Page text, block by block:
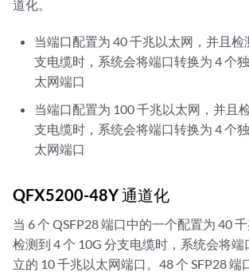
道化。
当端口配置为 40 千兆以太网，并且检
支电缆时，系统会将端口转换为 4 个
太网端口
当端口配置为 100 千兆以太网，并且
支电缆时，系统会将端口转换为 4 个
太网端口
QFX5200-48Y 通道化
当 6 个 QSFP28 端口中的一个配置为 40
检测到 4 个 10G 分支电缆时，系统会将端
立的 10 千兆以太网端口。48 个 SFP28 端